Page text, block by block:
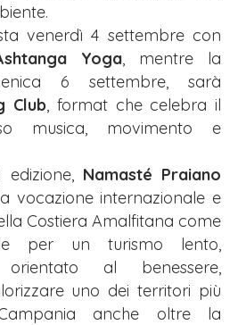
venerdì 4 settembre con
Yoga, mentre la
6 settembre, sarà
Club , format che celebra il
musica, movimento e
Namasté Praiano
vocazione internazionale e
Costiera Amalfitana come
per un turismo lento,
al benessere,
uno dei territori più
anche oltre la